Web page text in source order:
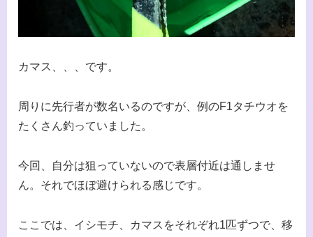
カマス、、、です。
周りに先行者が数名いるのですが、例のF1タチウオを
たくさん釣っていました。
今回、自分は狙っていないので表層付近は通しませ
ん。それでほぼ避けられる感じです。
ここでは、イシモチ、カマスをそれぞれ1匹ずつで、移